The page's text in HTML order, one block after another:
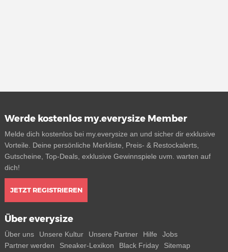
Werde kostenlos my.everysize Member
Melde dich kostenlos bei my.everysize an und sicher dir exklusive
Vorteile. Deine persönliche Merkliste, Preis- & Restockalerts,
Gutscheine, Top-Deals, exklusive Gewinnspiele uvm. warten auf
dich!
JETZT REGISTRIEREN
Über everysize
Über uns Unsere Kultur Unsere Partner Hilfe
Jobs
Partner werden
Sneaker-Lexikon Black Friday
Sitemap